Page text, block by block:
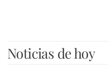
Noticias de hoy